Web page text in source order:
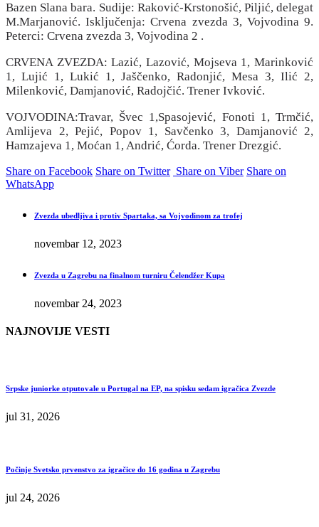
Bazen Slana bara. Sudije: Raković-Krstonošić, Piljić, delegat
M.Marjanović. Isključenja: Crvena zvezda 3, Vojvodina 9.
Peterci: Crvena zvezda 3, Vojvodina 2 .
CRVENA ZVEZDA: Lazić, Lazović, Mojseva 1, Marinković
1, Lujić 1, Lukić 1, Jaščenko, Radonjić, Mesa 3, Ilić 2,
Milenković, Damjanović, Radojčić. Trener Ivković.
VOJVODINA:Travar, Švec 1,Spasojević, Fonoti 1, Trmčić,
Amlijeva 2, Pejić, Popov 1, Savčenko 3, Damjanović 2,
Hamzajeva 1, Moćan 1, Andrić, Ćorda. Trener Drezgić.
Share on Facebook Share on Twitter Share on Viber Share on
WhatsApp
Zvezda ubedljiva i protiv Spartaka, sa Vojvodinom za trofej
novembar 12, 2023
Zvezda u Zagrebu na finalnom turniru Čelendžer Kupa
novembar 24, 2023
NAJNOVIJE VESTI
Srpske juniorke otputovale u Portugal na EP, na spisku sedam igračica Zvezde
jul 31, 2026
Počinje Svetsko prvenstvo za igračice do 16 godina u Zagrebu
jul 24, 2026